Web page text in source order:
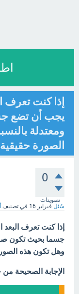
إذا كنت تعرف
يجب أن تضع
ومعتدلة
الصورة
0
تصويتات
سُئل فبراير 16 في تصنيف
إذا كنت تعرف
جسما بحيث تكون
وهل تكون هذه
الإجابة الصحيحة